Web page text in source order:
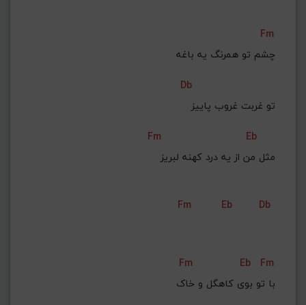
Fm
چشم تو همرنگ یه باغه
Db
تو غربت غروب پاییز
Fm
Eb
مثل من از یه درد کهنه لبریز
Fm Eb Db
Fm Eb Fm
با تو بوی کاهگل و خاک